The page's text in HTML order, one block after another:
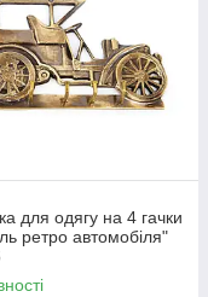
для одягу на 4 гачки
ретро автомобіля"